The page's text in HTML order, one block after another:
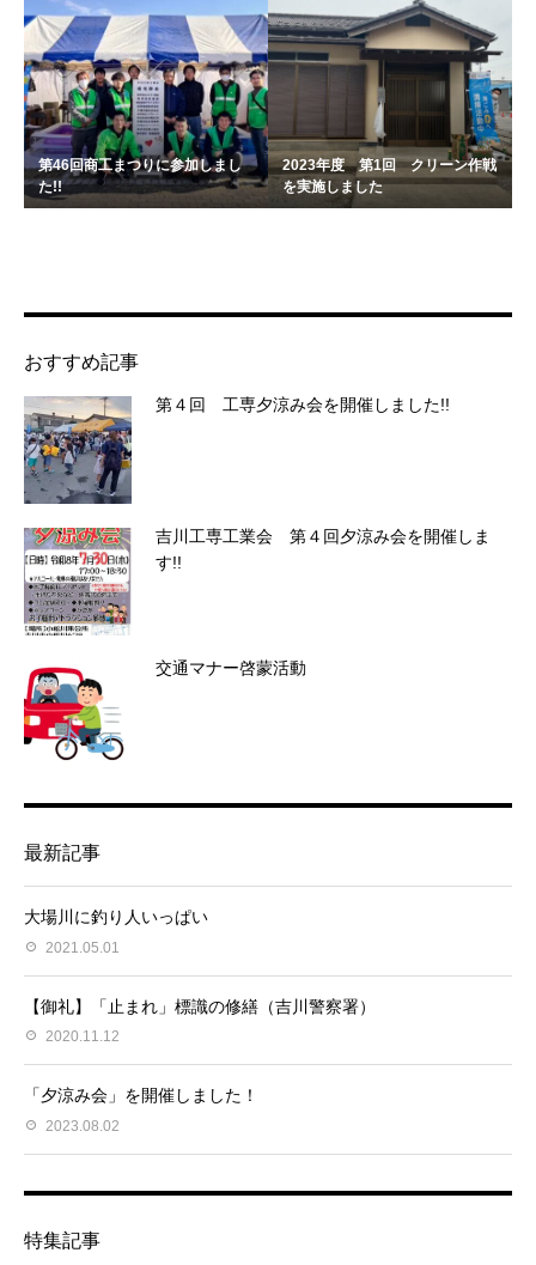
第46回商工まつりに参加しまし
た!!
2023年度 第1回 クリーン作戦
を実施しました
おすすめ記事
第４回 工専夕涼み会を開催しました!!
吉川工専工業会 第４回夕涼み会を開催しま
す!!
交通マナー啓蒙活動
最新記事
大場川に釣り人いっぱい
2021.05.01
【御礼】「止まれ」標識の修繕（吉川警察署）
2020.11.12
「夕涼み会」を開催しました！
2023.08.02
特集記事